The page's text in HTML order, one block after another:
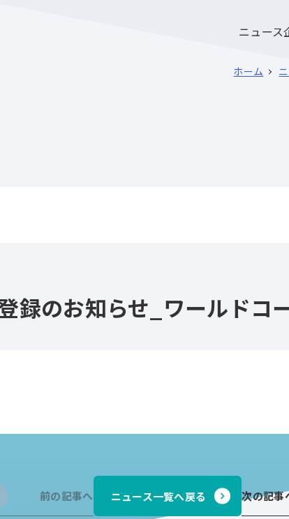
ニュース
ホーム
録のお知らせ_ワールドコ
前の記事へ ニュース一覧へ戻る 次の記事